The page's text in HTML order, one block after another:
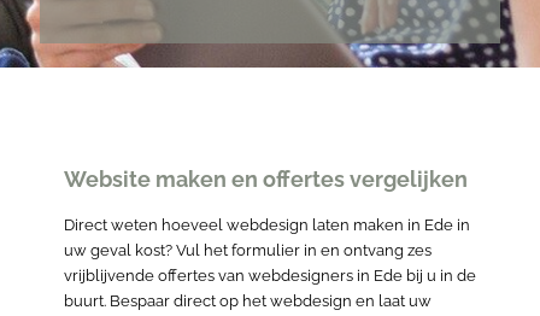
Website maken en offertes vergelijken
Direct weten hoeveel webdesign laten maken in Ede in
uw geval kost? Vul het formulier in en ontvang zes
vrijblijvende offertes van webdesigners in Ede bij u in de
buurt. Bespaar direct op het webdesign en laat uw